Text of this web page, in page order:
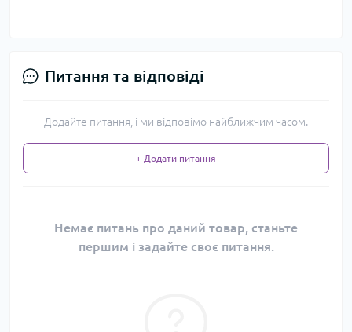
Питання та відповіді
Додайте питання, і ми відповімо найближчим часом.
+ Додати питання
Немає питань про даний товар, станьте
першим і задайте своє питання.